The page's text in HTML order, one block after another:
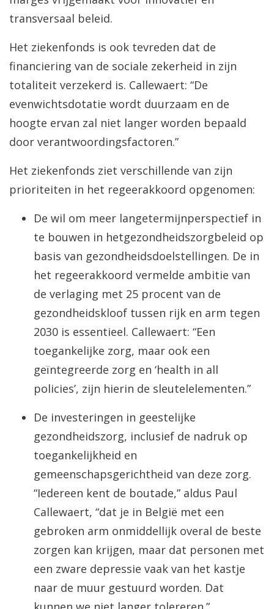
transversaal beleid.
Het ziekenfonds is ook tevreden dat de
financiering van de sociale zekerheid in zijn
totaliteit verzekerd is. Callewaert: “De
evenwichtsdotatie wordt duurzaam en de
hoogte ervan zal niet langer worden bepaald
door verantwoordingsfactoren.”
Het ziekenfonds ziet verschillende van zijn
prioriteiten in het regeerakkoord opgenomen:
De wil om meer langetermijnperspectief in
te bouwen in hetgezondheidszorgbeleid op
basis van gezondheidsdoelstellingen. De in
het regeerakkoord vermelde ambitie van
de verlaging met 25 procent van de
gezondheidskloof tussen rijk en arm tegen
2030 is essentieel. Callewaert: “Een
toegankelijke zorg, maar ook een
geïntegreerde zorg en ‘health in all
policies’, zijn hierin de sleutelelementen.”
De investeringen in geestelijke
gezondheidszorg, inclusief de nadruk op
toegankelijkheid en
gemeenschapsgerichtheid van deze zorg.
“Iedereen kent de boutade,” aldus Paul
Callewaert, “dat je in België met een
gebroken arm onmiddellijk overal de beste
zorgen kan krijgen, maar dat personen met
een zware depressie vaak van het kastje
naar de muur gestuurd worden. Dat